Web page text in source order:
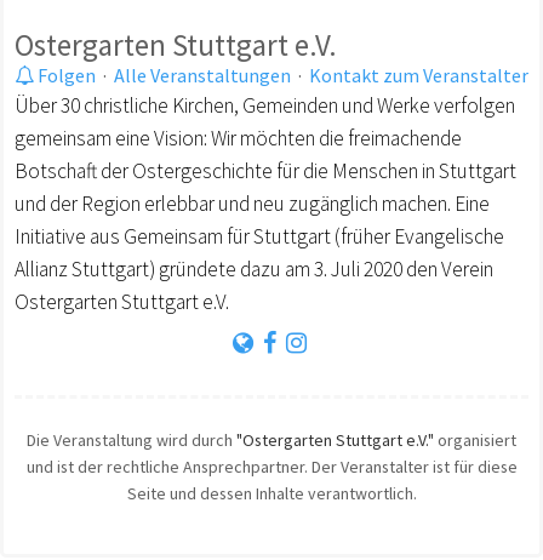
Ostergarten Stuttgart e.V.
Folgen · Alle Veranstaltungen · Kontakt zum Veranstalter
Über 30 christliche Kirchen, Gemeinden und Werke verfolgen
gemeinsam eine Vision: Wir möchten die freimachende
Botschaft der Ostergeschichte für die Menschen in Stuttgart
und der Region erlebbar und neu zugänglich machen. Eine
Initiative aus Gemeinsam für Stuttgart (früher Evangelische
Allianz Stuttgart) gründete dazu am 3. Juli 2020 den Verein
Ostergarten Stuttgart e.V.
Die Veranstaltung wird durch "Ostergarten Stuttgart e.V." organisiert
und ist der rechtliche Ansprechpartner. Der Veranstalter ist für diese
Seite und dessen Inhalte verantwortlich.